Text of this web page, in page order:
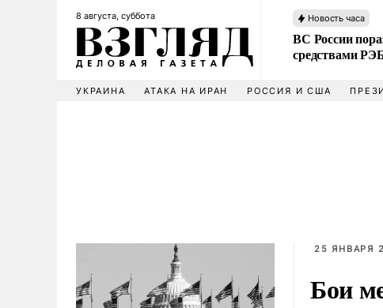
8 августа, суббота Новость часа
ВС России
средствами
УКРАИНА АТАКА НА ИРАН РОССИЯ И США
25 ЯНВАРЯ
Бои